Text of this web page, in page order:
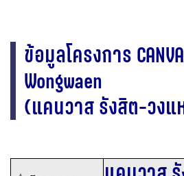
ข้อมูลโครงการ
Wongwaen
(แคนวาส รังสิต-วงแ